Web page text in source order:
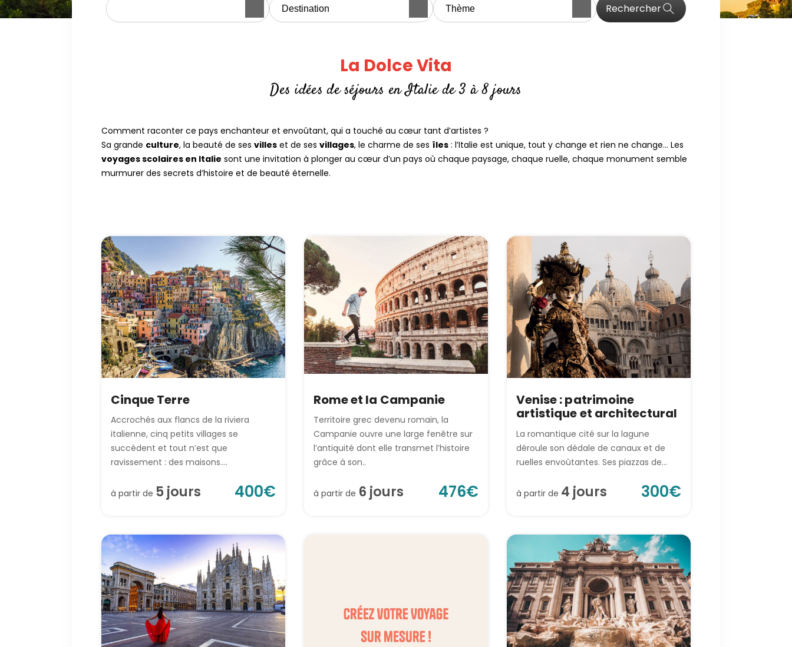
Rechercher
La Dolce Vita
Des idées de séjours en Italie de 3 à 8 jours
Comment raconter ce pays enchanteur et envoûtant, qui a touché au cœur tant d’artistes ?
Sa grande culture, la beauté de ses villes et de ses villages, le charme de ses îles : l’Italie est unique, tout y change et rien ne change… Les
voyages scolaires en Italie sont une invitation à plonger au cœur d’un pays où chaque paysage, chaque ruelle, chaque monument semble
murmurer des secrets d’histoire et de beauté éternelle.
Cinque Terre
Accrochés aux flancs de la riviera
italienne, cinq petits villages se
succèdent et tout n’est que
ravissement : des maisons....
à partir de 5jours 400€
Rome et la Campanie
Territoire grec devenu romain, la
Campanie ouvre une large fenêtre sur
l’antiquité dont elle transmet l’histoire
grâce à son..
à partir de 6 jours 476€
Venise : patrimoine
artistique et architectural
La romantique cité sur la lagune
déroule son dédale de canaux et de
ruelles envoûtantes. Ses piazzas de...
à partir de 4 jours 300€